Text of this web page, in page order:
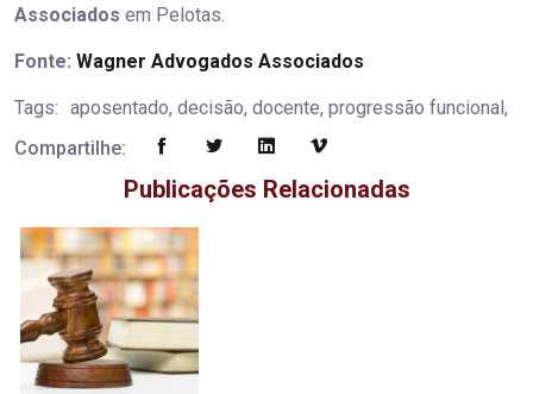
Associados em Pelotas.
Fonte: Wagner Advogados Associados
Tags: aposentado, decisão, docente, progressão funcional,
Compartilhe:
Publicações Relacionadas